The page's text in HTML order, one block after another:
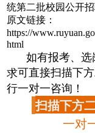
统第二批校园公开
原文链接：
https://
html
如有报考、
求可直接扫描下
行一对一咨询！
扫描下方
一对